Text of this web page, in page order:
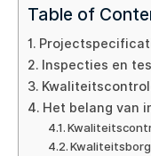
Table of
Inspecties en
Het belang van